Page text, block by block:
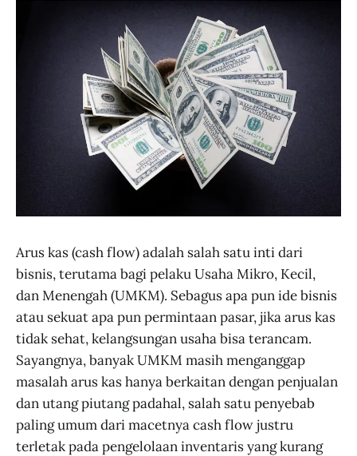
Arus kas (cash flow) adalah salah satu inti dari
bisnis, terutama bagi pelaku Usaha Mikro, Kecil,
dan Menengah (UMKM). Sebagus apa pun ide bisnis
atau sekuat apa pun permintaan pasar, jika arus kas
tidak sehat, kelangsungan usaha bisa terancam.
Sayangnya, banyak UMKM masih menganggap
masalah arus kas hanya berkaitan dengan penjualan
dan utang piutang padahal, salah satu penyebab
paling umum dari macetnya cash flow justru
terletak pada pengelolaan inventaris yang kurang